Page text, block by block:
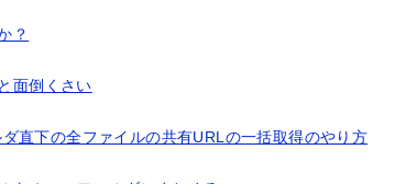
？
面倒くさい
直下の全ファイルの共有URLの一括取得のやり方